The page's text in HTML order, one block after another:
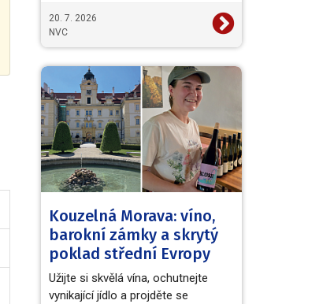
Tourism Innovation Challenge,…
20. 7. 2026
NVC
Kouzelná Morava: víno,
barokní zámky a skrytý
poklad střední Evropy
Užijte si skvělá vína, ochutnejte
vynikající jídlo a projděte se